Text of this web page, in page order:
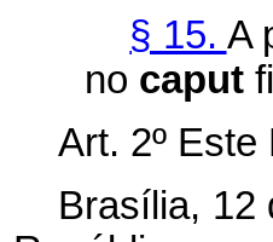
§ 15. A
no caput
Art. 2º
Brasília, 12